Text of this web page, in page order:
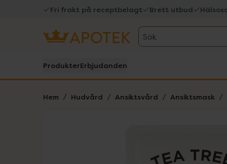
Fri frakt på receptbelagt Brett utbud
Sök
ProdukterErbjudanden
Hem Hudvård Ansiktsvård Ansiktsmask